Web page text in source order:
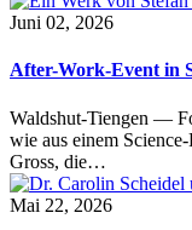
Juni 02, 2026
After-Work-Event in
Waldshut-Tiengen —
wie aus einem
Gross, die…
Mai 22, 2026